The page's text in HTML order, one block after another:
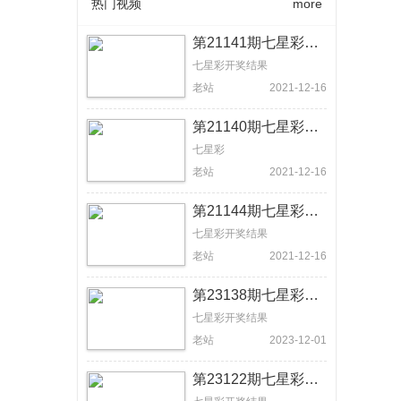
热门视频 more
第21141期七星彩开奖结果:3204 11-13【体彩视频回放】
七星彩开奖结果
老站
2021-12-16
第21140期七星彩开奖结果:9827 107 【体彩视频回放】
七星彩
老站
2021-12-16
第21144期七星彩开奖结果:4748 392【体彩视频回放】
七星彩开奖结果
老站
2021-12-16
第23138期七星彩开奖结果：4672 757【体彩视频回放】
七星彩开奖结果
老站
2023-12-01
第23122期七星彩开奖结果：3615 98+12【体彩视频回放】